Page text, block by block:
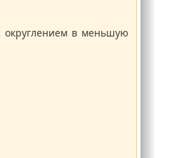
округлением в меньшую